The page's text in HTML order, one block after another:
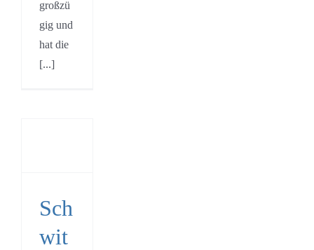
großzü
gig und
hat die
[...]
Sch
wit